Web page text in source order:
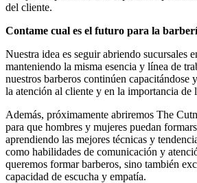
del cliente.
Contame cual es el futuro para la
Nuestra idea es seguir abriendo sucursales
manteniendo la misma esencia y línea de
nuestros barberos continúen capacitándose
la atención al cliente y en la importancia de
Además, próximamente abriremos The
para que hombres y mujeres puedan
aprendiendo las mejores técnicas y
como habilidades de comunicación y
queremos formar barberos, sino también
capacidad de escucha y empatía.